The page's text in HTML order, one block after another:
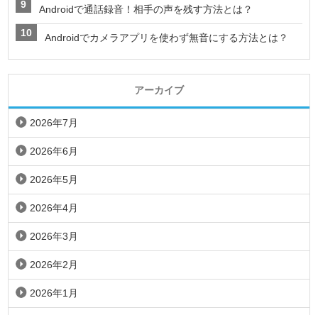
Androidで通話録音！相手の声を残す方法とは？
Androidでカメラアプリを使わず無音にする方法とは？
アーカイブ
2026年7月
2026年6月
2026年5月
2026年4月
2026年3月
2026年2月
2026年1月